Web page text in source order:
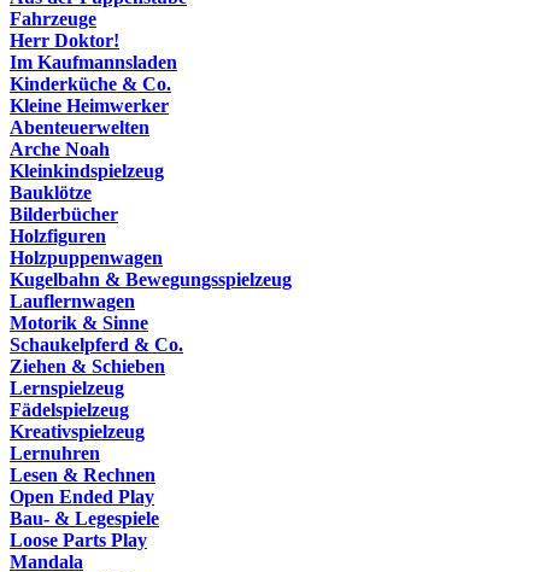
Fahrzeuge
Herr Doktor!
Im Kaufmannsladen
Kinderküche & Co.
Kleine Heimwerker
Abenteuerwelten
Arche Noah
Kleinkindspielzeug
Bauklötze
Bilderbücher
Holzfiguren
Holzpuppenwagen
Kugelbahn & Bewegungsspielzeug
Lauflernwagen
Motorik & Sinne
Schaukelpferd & Co.
Ziehen & Schieben
Lernspielzeug
Fädelspielzeug
Kreativspielzeug
Lernuhren
Lesen & Rechnen
Open Ended Play
Bau- & Legespiele
Loose Parts Play
Mandala